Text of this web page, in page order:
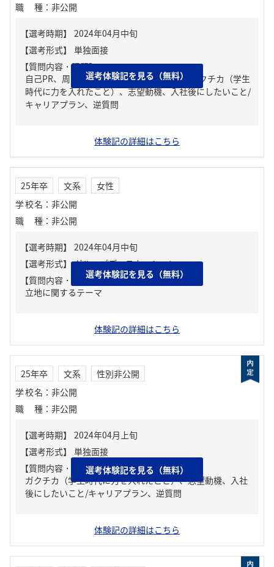
職種 ： 非公開
【質問内容・課題】
自己PR、周りからどんな人といわれる？、ガクチカ（学生
時代に力を入れたこと）、志望動機、入社後にしたいこと/
キャリアプラン、逆質問
選考体験記を見る（無料）
体験記の詳細はこちら
25年卒 文系
女性
学校名 ： 非公開
職種 ： 非公開
【質問内容・課題】
立地に関するテーマ
選考体験記を見る（無料）
体験記の詳細はこちら
25年卒 文系
性別非公開
学校名 ： 非公開
職種 ： 非公開
【質問内容・課題】
ガクチカ（学生時代に力を入れたこと）、志望動機、入社
後にしたいこと/キャリアプラン、逆質問
選考体験記を見る（無料）
体験記の詳細はこちら